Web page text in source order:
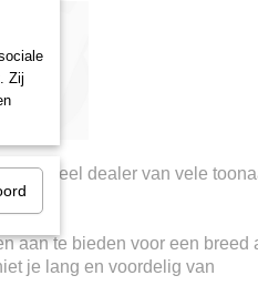
officieel dealer van vele
aan te bieden voor een breed
je lang en voordelig van
Zij